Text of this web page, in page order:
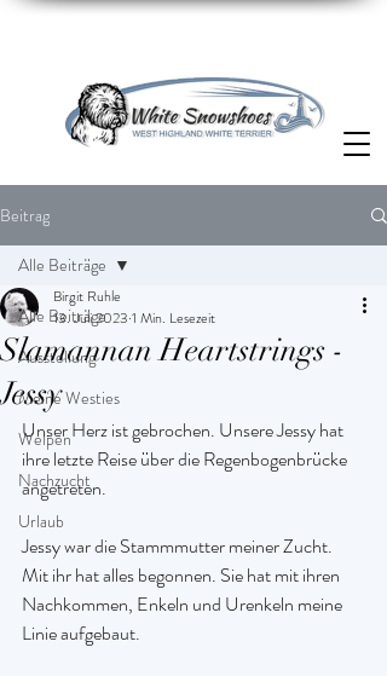
Beitrag
Alle Beiträge
Ausstellung
Meine Westies
Welpen
Nachzucht
Urlaub
Alle Beiträge
Slamannan Heartstrings -
Jessy
Birgit Ruhle
13. Juli 2023 1 Min. Lesezeit
Unser Herz ist gebrochen. Unsere Jessy hat
ihre letzte Reise über die Regenbogenbrücke
angetreten.
Jessy war die Stammmutter meiner Zucht.
Mit ihr hat alles begonnen. Sie hat mit ihren
Nachkommen, Enkeln und Urenkeln meine
Linie aufgebaut.